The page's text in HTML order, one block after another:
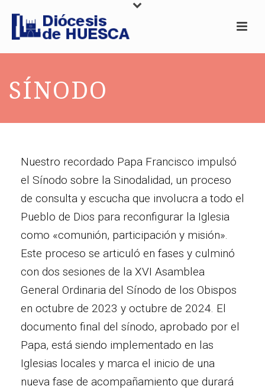
SÍNODO
Nuestro recordado Papa Francisco impulsó
el Sínodo sobre la Sinodalidad, un proceso
de consulta y escucha que involucra a todo el
Pueblo de Dios para reconfigurar la Iglesia
como «comunión, participación y misión».
Este proceso se articuló en fases y culminó
con dos sesiones de la XVI Asamblea
General Ordinaria del Sínodo de los Obispos
en octubre de 2023 y octubre de 2024. El
documento final del sínodo, aprobado por el
Papa, está siendo implementado en las
Iglesias locales y marca el inicio de una
nueva fase de acompañamiento que durará